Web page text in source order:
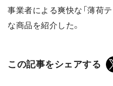
事業者による爽快な「薄荷
な商品を紹介した。
この記事をシェアする